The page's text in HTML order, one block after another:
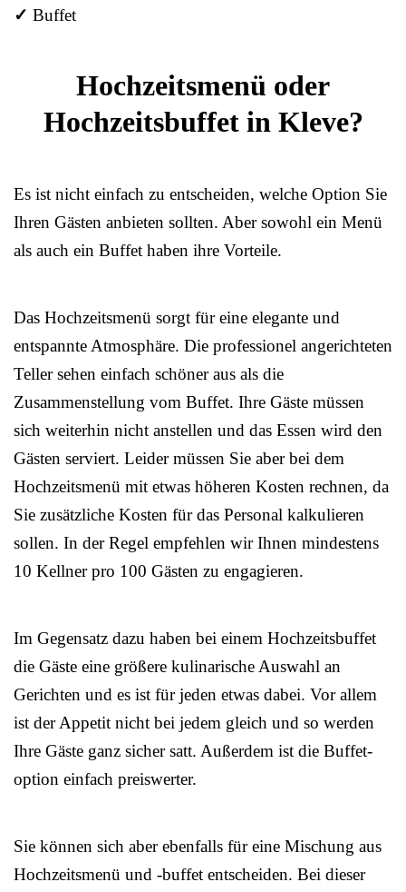
✓ Buffet
Hochzeitsmenü oder
Hochzeitsbuffet in Kleve?
Es ist nicht einfach zu entscheiden, welche Option Sie
Ihren Gästen anbieten sollten. Aber sowohl ein Menü
als auch ein Buffet haben ihre Vorteile.
Das Hochzeitsmenü sorgt für eine elegante und
entspannte Atmosphäre. Die professionel angerichteten
Teller sehen einfach schöner aus als die
Zusammenstellung vom Buffet. Ihre Gäste müssen
sich weiterhin nicht anstellen und das Essen wird den
Gästen serviert. Leider müssen Sie aber bei dem
Hochzeitsmenü mit etwas höheren Kosten rechnen, da
Sie zusätzliche Kosten für das Personal kalkulieren
sollen. In der Regel empfehlen wir Ihnen mindestens
10 Kellner pro 100 Gästen zu engagieren.
Im Gegensatz dazu haben bei einem Hochzeitsbuffet
die Gäste eine größere kulinarische Auswahl an
Gerichten und es ist für jeden etwas dabei. Vor allem
ist der Appetit nicht bei jedem gleich und so werden
Ihre Gäste ganz sicher satt. Außerdem ist die Buffet-
option einfach preiswerter.
Sie können sich aber ebenfalls für eine Mischung aus
Hochzeitsmenü und -buffet entscheiden. Bei dieser